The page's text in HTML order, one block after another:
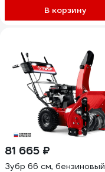
В корзину
81 665 ₽
Зубр 66 см, бензиновый